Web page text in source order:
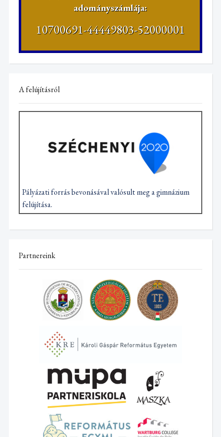
adományszámlája:
10700691-44449803-52000001
A felújításról
Pályázati forrás bevonásával valósult meg a gimnázium
felújítása.
Partnereink